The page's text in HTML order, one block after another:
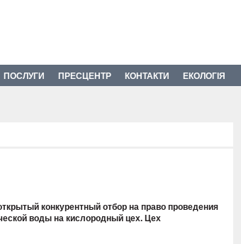
ПОСЛУГИ ПРЕСЦЕНТР КОНТАКТИ ЕКОЛОГІЯ
конкурентный отбор на право проведения
воды на кислородный цех. Цех